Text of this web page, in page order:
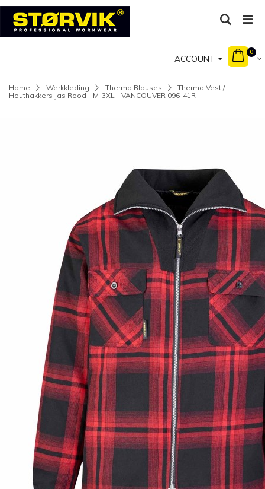
ACCOUNT
0
Home Werkkleding Thermo Blouses
Thermo Vest /
Houthakkers Jas Rood - M-3XL - VANCOUVER 096-41R